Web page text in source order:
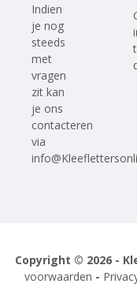
Indien
je nog
steeds
met
vragen
zit kan
je ons
contacteren
via
Copyright © 2026 -
voorwaarden -